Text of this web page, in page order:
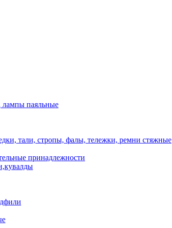
лампы паяльные
тали, стропы, фалы, тележки, ремни стяжные
принадлежности